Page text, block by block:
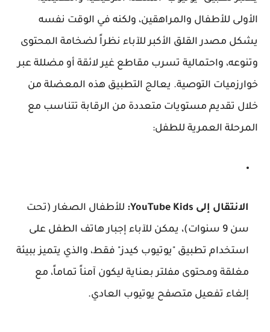
الأولى للأطفال والمراهقين، ولكنه في الوقت نفسه
يشكل مصدر القلق الأكبر للآباء نظراً لضخامة المحتوى
وتنوعه، واحتمالية تسرب مقاطع غير لائقة أو مضللة عبر
خوارزميات التوصية. يعالج التطبيق هذه المعضلة من
خلال تقديم مستويات متعددة من الرقابة تتناسب مع
المرحلة العمرية للطفل:
الانتقال إلى YouTube Kids:
للأطفال الصغار (تحت
سن 9 سنوات)، يمكن للآباء إجبار هاتف الطفل على
استخدام تطبيق "يوتيوب كيدز" فقط، والذي يتميز ببيئة
مغلقة ومحتوى مفلتر بعناية ليكون آمناً تماماً، مع
إلغاء تفعيل متصفح يوتيوب العادي.